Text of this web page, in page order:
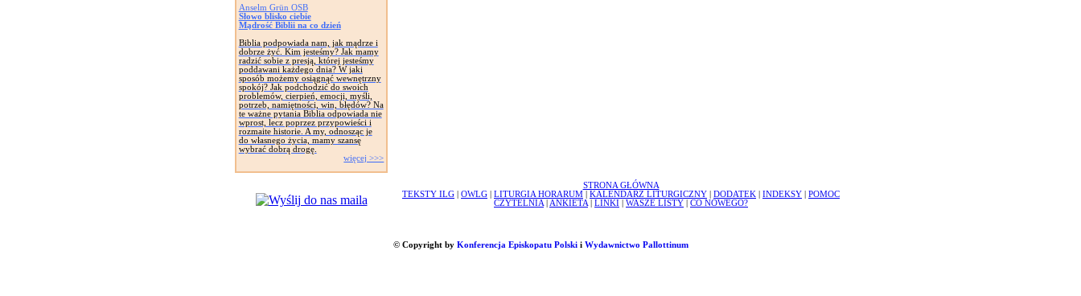
Anselm Grün OSB
Słowo blisko ciebie
Mądrość Biblii na co dzień
Biblia podpowiada nam, jak mądrze i
dobrze żyć. Kim jesteśmy? Jak mamy
radzić sobie z presją, której jesteśmy
poddawani każdego dnia? W jaki
sposób możemy osiągnąć wewnętrzny
spokój? Jak podchodzić do swoich
problemów, cierpień, emocji, myśli,
potrzeb, namiętności, win, błędów? Na
te ważne pytania Biblia odpowiada nie
wprost, lecz poprzez przypowieści i
rozmaite historie. A my, odnosząc je
do własnego życia, mamy szansę
wybrać dobrą drogę.
więcej >>>
STRONA GŁÓWNA
TEKSTY ILG
OWLG LITURGIA HORARUM KALENDARZ LITURGICZNY DODATEK INDEKSY
POMOC
CZYTELNIA
ANKIETA LINKI WASZE LISTY CO NOWEGO?
© Copyright by Konferencja Episkopatu Polskii Wydawnictwo Pallottinum